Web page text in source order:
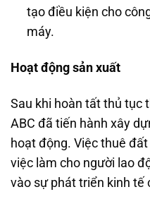
tạo điều kiện cho
máy.
Hoạt động sản xuất
Sau khi hoàn tất thủ tục
ABC đã tiến hành xây
hoạt động. Việc thuê
việc làm cho người lao
vào sự phát triển kinh tế